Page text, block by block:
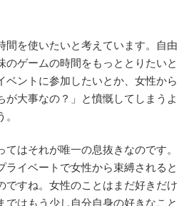
間を使いたいと考えています。自由
のゲームの時間をもっととりたいと
ベントに参加したいとか、女性から
が大事なの？」と憤慨してしまうよ
てはそれが唯一の息抜きなのです。
ライベートで女性から束縛されると
ですね。女性のことはまだ好きだけ
ではもう少し自分自身の好きなこと